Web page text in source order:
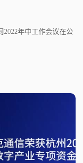
2022年中工作会议在公